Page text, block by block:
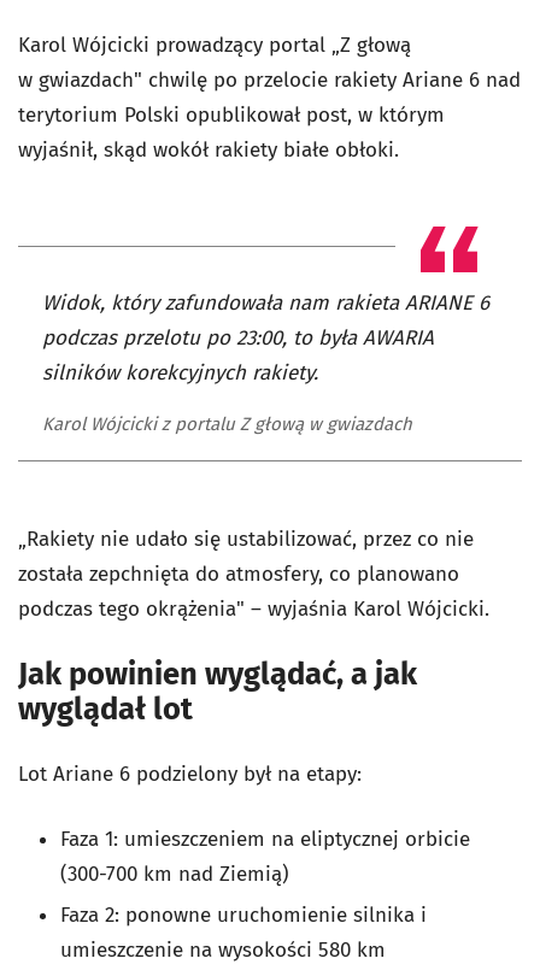
Karol Wójcicki prowadzący portal „Z głową
w gwiazdach" chwilę po przelocie rakiety Ariane 6 nad
terytorium Polski opublikował post, w którym
wyjaśnił, skąd wokół rakiety białe obłoki.
Widok, który zafundowała nam rakieta ARIANE 6
podczas przelotu po 23:00, to była AWARIA
silników korekcyjnych rakiety.
Karol Wójcicki z portalu Z głową w gwiazdach
„Rakiety nie udało się ustabilizować, przez co nie
została zepchnięta do atmosfery, co planowano
podczas tego okrążenia" – wyjaśnia Karol Wójcicki.
Jak powinien wyglądać, a jak
wyglądał lot
Lot Ariane 6 podzielony był na etapy:
Faza 1: umieszczeniem na eliptycznej orbicie
(300-700 km nad Ziemią)
Faza 2: ponowne uruchomienie silnika i
umieszczenie na wysokości 580 km